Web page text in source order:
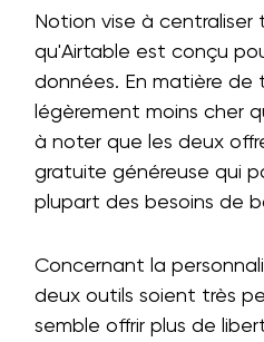
Notion vise à centraliser
qu'Airtable est conçu
données. En matière
légèrement moins cher
à noter que les deux
gratuite généreuse qui
plupart des besoins de
Concernant la
deux outils soient très
semble offrir plus de